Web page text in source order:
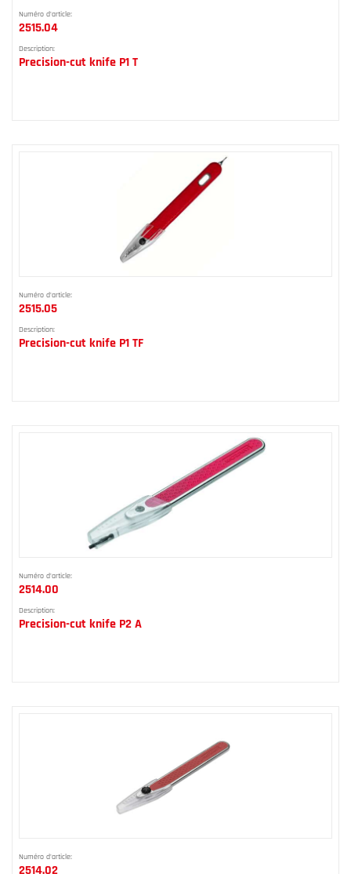
Numéro d'article:
2515.04
Description:
Precision-cut knife P1 T
Numéro d'article:
2515.05
Description:
Precision-cut knife P1 TF
Numéro d'article:
2514.00
Description:
Precision-cut knife P2 A
Numéro d'article:
2514.02